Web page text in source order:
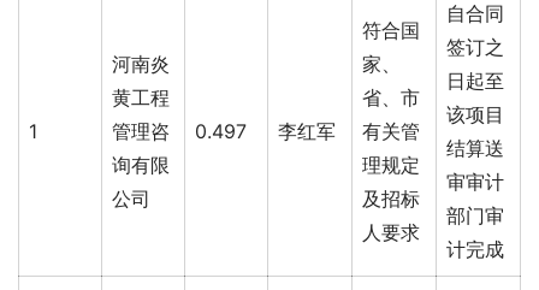
1
河南炎
黄工程
管理咨
询有限
公司
0.497 李红军
符合国
家、
省、市
有关管
理规定
及招标
人要求
自合同
签订之
日起至
该项目
结算送
审审计
部门审
计完成